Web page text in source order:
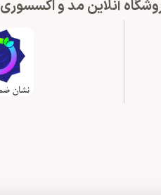
آنلاین مد و اکسسوری